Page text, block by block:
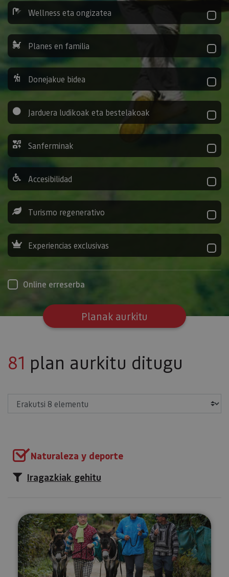
Wellness eta ongizatea
Planes en familia
Donejakue bidea
Jarduera ludikoak eta bestelakoak
Sanferminak
Accesibilidad
Turismo regenerativo
Experiencias exclusivas
Online erreserba
Planak aurkitu
81 plan aurkitu ditugu
Naturaleza y deporte
Iragazkiak gehitu
Ibilaldia astoekin